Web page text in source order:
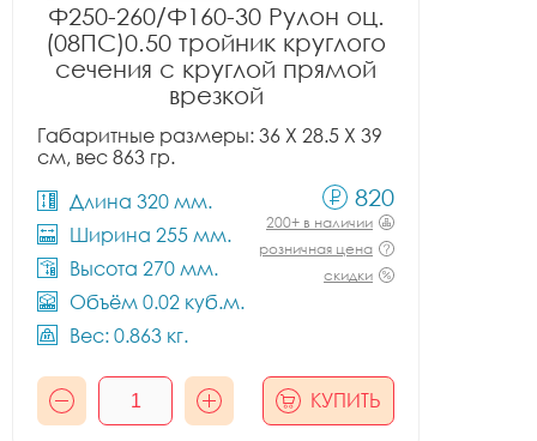
Ф250-260/Ф160-30 Рулон оц.
(08ПС)0.50 тройник круглого
сечения с круглой прямой
врезкой
Габаритные размеры: 36 X 28.5 X 39
см, вес 863 гр.
Длина 320 мм.
Ширина 255 мм.
Высота 270 мм.
Объём 0.02 куб.м.
Вес: 0.863 кг.
820
200+ в наличии
розничная цена
скидки
КУПИТЬ